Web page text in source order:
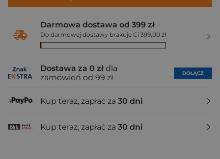
Darmowa dostawa od 399 zł
Do darmowej dostawy brakuje Ci 399,00 zł
Dostawa za 0 zł dla
zamówień od 99 zł
DOŁĄCZ
Kup teraz, zapłać za 30 dni
Kup teraz, zapłać za 30 dni